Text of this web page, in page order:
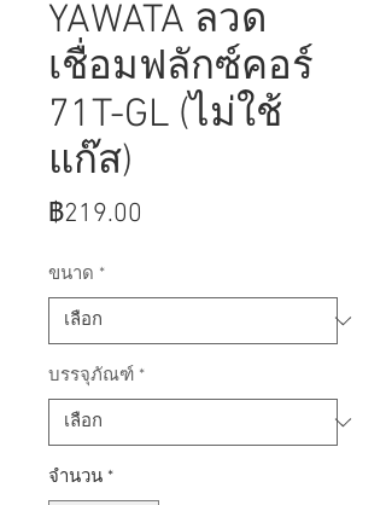
YAWATA ลวด
เชื่อมฟลักซ์คอร์
71T-GL (ไม่ใช้
แก๊ส)
฿219.00
ขนาด *
บรรจุภัณฑ์ *
จำนวน *